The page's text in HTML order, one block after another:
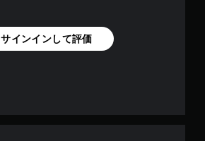
サインインして評価